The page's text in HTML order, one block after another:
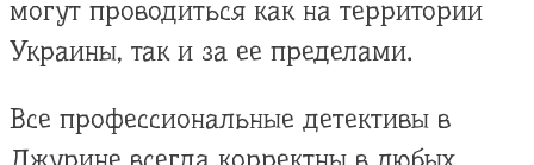
могут проводиться как на территории
Украины, так и за ее пределами.
Все профессиональные детективы в